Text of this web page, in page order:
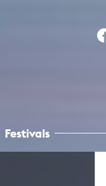
Festivals